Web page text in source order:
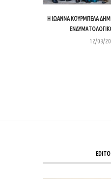
Η ΙΩΆΝΝΑ ΚΟΥΡΜΠΈΛΑ
12/03/